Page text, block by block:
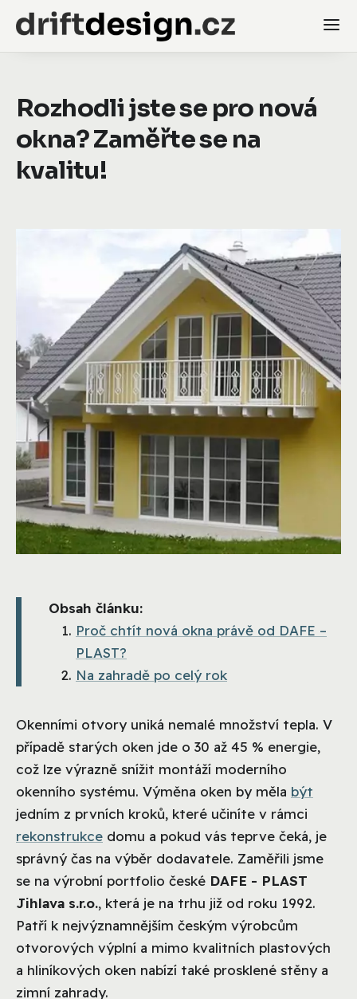
Rozhodli jste se pro nová
okna? Zaměřte se na
kvalitu!
Obsah článku:
Proč chtít nová okna právě od DAFE –
PLAST?
Na zahradě po celý rok
Okenními otvory uniká nemalé množství tepla. V
případě starých oken jde o 30 až 45 % energie,
což lze výrazně snížit montáží moderního
okenního systému. Výměna oken by měla být
jedním z prvních kroků, které učiníte v rámci
rekonstrukce domu a pokud vás teprve čeká, je
správný čas na výběr dodavatele. Zaměřili jsme
se na výrobní portfolio české DAFE - PLAST
Jihlava s.r.o., která je na trhu již od roku 1992.
Patří k nejvýznamnějším českým výrobcům
otvorových výplní a mimo kvalitních plastových
a hliníkových oken nabízí také prosklené stěny a
zimní zahrady.